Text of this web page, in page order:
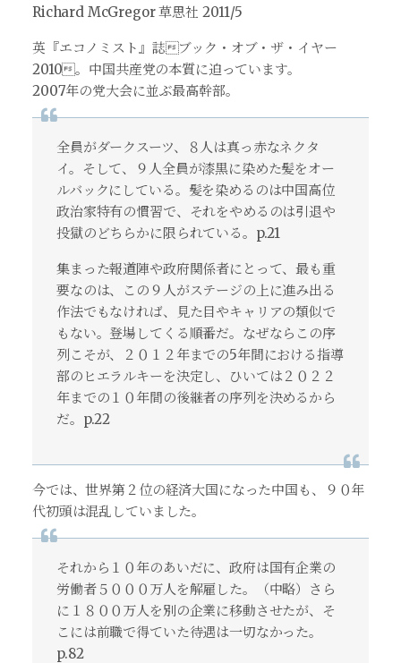
Richard McGregor 草思社 2011/5
英『エコノミスト』誌ブック・オブ・ザ・イヤー
2010。中国共産党の本質に迫っています。
2007年の党大会に並ぶ最高幹部。
全員がダークスーツ、８人は真っ赤なネクタ
イ。そして、９人全員が漆黒に染めた髪をオー
ルバックにしている。髪を染めるのは中国高位
政治家特有の慣習で、それをやめるのは引退や
投獄のどちらかに限られている。p.21
集まった報道陣や政府関係者にとって、最も重
要なのは、この９人がステージの上に進み出る
作法でもなければ、見た目やキャリアの類似で
もない。登場してくる順番だ。なぜならこの序
列こそが、２０１２年までの5年間における指導
部のヒエラルキーを決定し、ひいては２０２２
年までの１０年間の後継者の序列を決めるから
だ。p.22
今では、世界第２位の経済大国になった中国も、９０年
代初頭は混乱していました。
それから１０年のあいだに、政府は国有企業の
労働者５０００万人を解雇した。（中略）さら
に１８００万人を別の企業に移動させたが、そ
こには前職で得ていた待遇は一切なかった。
p.82